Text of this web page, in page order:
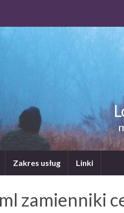
Zakres usług Linki
zamienniki